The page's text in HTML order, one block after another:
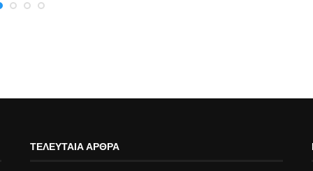
ΤΕΛΕΥΤΑΊΑ ΆΡΘΡΑ